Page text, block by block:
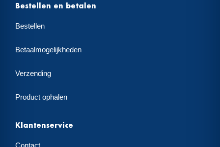
Bestellen en betalen
Bestellen
Betaalmogelijkheden
Verzending
Product ophalen
Klantenservice